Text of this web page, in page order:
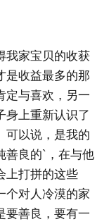
我家宝贝的收获
是收益最多的那
定与喜欢，另一
身上重新认识了
可以说，是我的
善良的`，在与他
上打拼的这些
个对人冷漠的家
要善良，要有一